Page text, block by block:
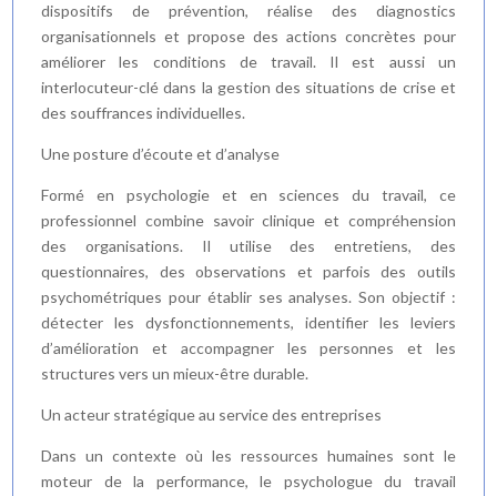
dispositifs de prévention, réalise des diagnostics
organisationnels et propose des actions concrètes pour
améliorer les conditions de travail. Il est aussi un
interlocuteur-clé dans la gestion des situations de crise et
des souffrances individuelles.
Une posture d’écoute et d’analyse
Formé en psychologie et en sciences du travail, ce
professionnel combine savoir clinique et compréhension
des organisations. Il utilise des entretiens, des
questionnaires, des observations et parfois des outils
psychométriques pour établir ses analyses. Son objectif :
détecter les dysfonctionnements, identifier les leviers
d’amélioration et accompagner les personnes et les
structures vers un mieux-être durable.
Un acteur stratégique au service des entreprises
Dans un contexte où les ressources humaines sont le
moteur de la performance, le psychologue du travail